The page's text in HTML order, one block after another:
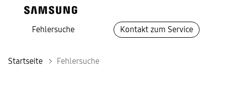
Fehlersuche Kontakt zum Service
Startseite Fehlersuche